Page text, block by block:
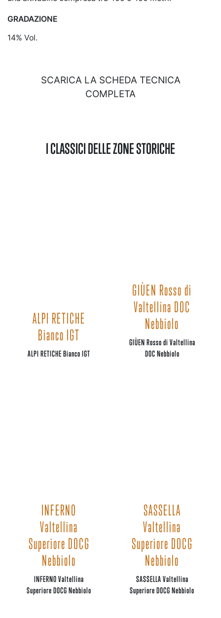
GRADAZIONE
14% Vol.
SCARICA LA SCHEDA TECNICA
COMPLETA
I CLASSICI DELLE ZONE STORICHE
ALPI RETICHE
Bianco IGT
ALPI RETICHE Bianco IGT
GIÙEN Rosso di
Valtellina DOC
Nebbiolo
GIÙEN Rosso di Valtellina
DOC Nebbiolo
INFERNO
Valtellina
Superiore DOCG
Nebbiolo
INFERNO Valtellina
Superiore DOCG Nebbiolo
SASSELLA
Valtellina
Superiore DOCG
Nebbiolo
SASSELLA Valtellina
Superiore DOCG Nebbiolo